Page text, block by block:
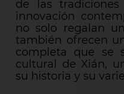
de las
innovación
no solo regalan
también ofrecen
completa que se
cultural de Xián,
su historia y su